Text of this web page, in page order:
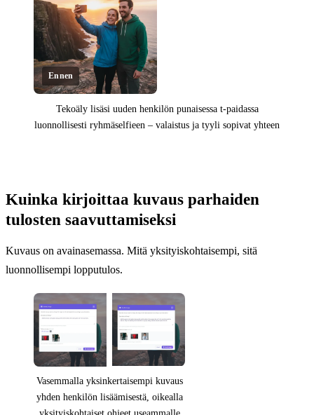
Ennen
Tekoäly lisäsi uuden henkilön punaisessa t-paidassa
luonnollisesti ryhmäselfieen – valaistus ja tyyli sopivat yhteen
Kuinka kirjoittaa kuvaus parhaiden
tulosten saavuttamiseksi
Kuvaus on avainasemassa. Mitä yksityiskohtaisempi, sitä
luonnollisempi lopputulos.
Vasemmalla yksinkertaisempi kuvaus
yhden henkilön lisäämisestä, oikealla